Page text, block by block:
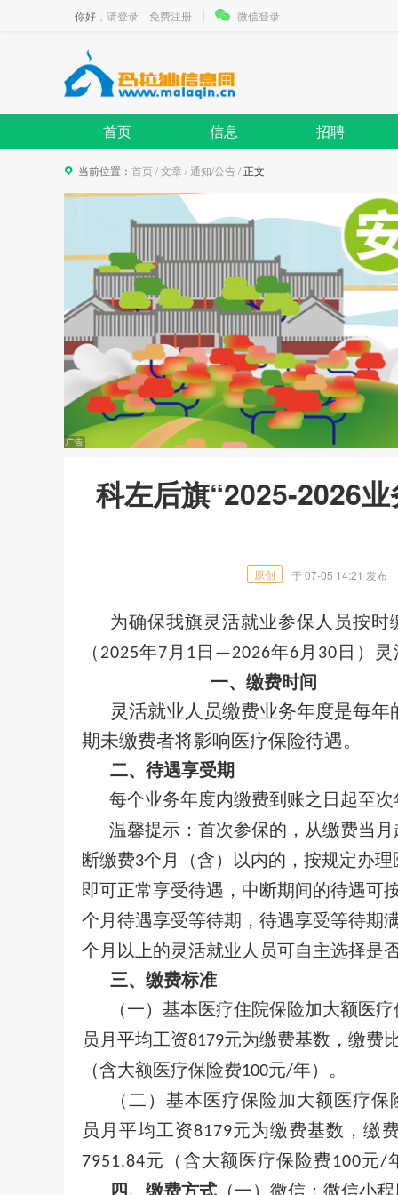
你好， 请登录 免费注册 微信登录
首页 信息 招聘
当前位置： 首页/文章/通知/公告/正文
科左后旗“2025-2026
原创 于07-05 14:21 发布
为确保我旗灵活就业参保人员按
（ 2025年7 月 1 日 —2026年6 月 30 日）
一、缴费时间
灵活就业人员缴费业务年度是每年
期未缴费者将影响医疗保险待遇。
二、待遇享受期
每个业务年度内缴费到账之日起至次
温馨提示：首次参保的，从缴费当月
断缴费3个月（含）以内的，按规定办
即可正常享受待遇，中断期间的待遇可
个月待遇享受等待期，待遇享受等待期
个月以上的灵活就业人员可自主选择是
三、缴费标准
（一）基本医疗住院保险加大额医
员月平均工资8179元为缴费基数，缴费
（含大额医疗保险费100元/年）。
（二）基本医疗保险加大额医疗
员月平均工资8179元为缴费基数，缴
7951.84元（含大额医疗保险费 100元/
四、缴费方式 （一）微信：微信小